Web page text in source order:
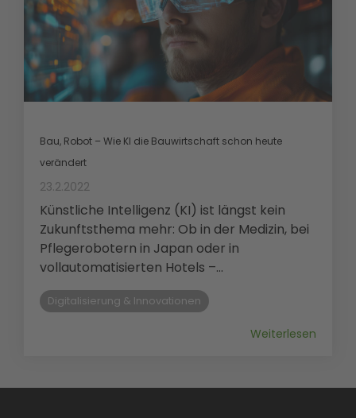
Bau, Robot – Wie KI die Bauwirtschaft schon heute
verändert
23.2.2022
Künstliche Intelligenz (KI) ist längst kein
Zukunftsthema mehr: Ob in der Medizin, bei
Pflegerobotern in Japan oder in
vollautomatisierten Hotels –...
Digitalisierung & Innovationen
Weiterlesen